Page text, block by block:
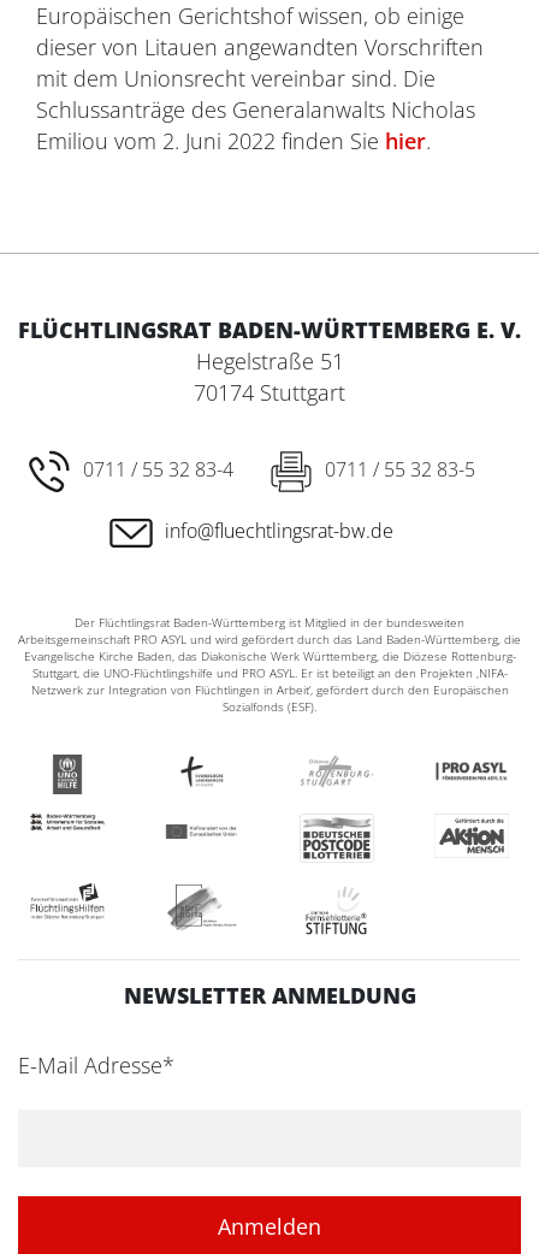
Europäischen Gerichtshof wissen, ob einige
dieser von Litauen angewandten Vorschriften
mit dem Unionsrecht vereinbar sind. Die
Schlussanträge des Generalanwalts Nicholas
Emiliou vom 2. Juni 2022 finden Sie hier.
FLÜCHTLINGSRAT BADEN-WÜRTTEMBERG E. V.
Hegelstraße 51
70174 Stuttgart
0711 / 55 32 83-4 0711 / 55 32 83-5
info@fluechtlingsrat-bw.de
Der Flüchtlingsrat Baden-Württemberg ist Mitglied in der bundesweiten
Arbeitsgemeinschaft PRO ASYL und wird gefördert durch das Land Baden-Württemberg, die
Evangelische Kirche Baden, das Diakonische Werk Württemberg, die Diözese Rottenburg-
Stuttgart, die UNO-Flüchtlingshilfe und PRO ASYL. Er ist beteiligt an den Projekten ‚NIFA-
Netzwerk zur Integration von Flüchtlingen in Arbeit‘, gefördert durch den Europäischen
Sozialfonds (ESF).
NEWSLETTER ANMELDUNG
E-Mail Adresse*